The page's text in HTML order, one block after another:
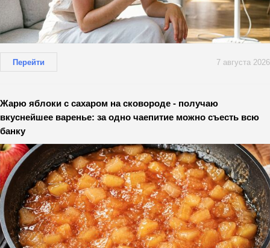
Перейти 7 августа 2026
Жарю яблоки с сахаром на сковороде - получаю
вкуснейшее варенье: за одно чаепитие можно съесть всю
банку